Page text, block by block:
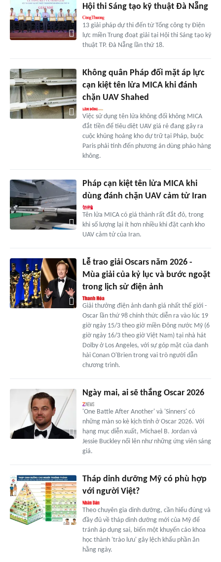
Hội thi Sáng tạo kỹ thuật Đà Nẵng
13 giải pháp dự thi đến từ Tổng công ty Điện
lực miền Trung đoạt giải tại Hội thi Sáng tạo kỹ
thuật TP. Đà Nẵng lần thứ 18.
Không quân Pháp đối mặt áp lực
cạn kiệt tên lửa MICA khi đánh
chặn UAV Shahed
Việc sử dụng tên lửa không đối không MICA
đắt tiền để tiêu diệt UAV giá rẻ đang gây ra
cuộc khủng hoảng kho dự trữ tại Pháp, buộc
Paris phải tính đến phương án dùng pháo hàng
không.
Pháp cạn kiệt tên lửa MICA khi
dùng đánh chặn UAV cảm tử Iran
Tên lửa MICA có giá thành rất đắt đỏ, trong
khi số lượng lại ít hơn nhiều khi đặt cạnh kho
UAV cảm tử của Iran.
Lễ trao giải Oscars năm 2026 -
Mùa giải của kỷ lục và bước ngoặt
trong lịch sử điện ảnh
Giải thưởng điện ảnh danh giá nhất thế giới -
Oscar lần thứ 98 chính thức diễn ra vào lúc 19
giờ ngày 15/3 theo giờ miền Đông nước Mỹ (6
giờ ngày 16/3 theo giờ Việt Nam) tại nhà hát
Dolby ở Los Angeles, với sự góp mặt của danh
hài Conan O'Brien trong vai trò người dẫn
chương trình.
Ngày mai, ai sẽ thắng Oscar 2026
'One Battle After Another' và 'Sinners' có
những màn so kè kịch tính ở Oscar 2026. Với
hạng mục diễn xuất, Michael B. Jordan và
Jessie Buckley nổi lên như những ứng viên sáng
giá.
Tháp dinh dưỡng Mỹ có phù hợp
với người Việt?
Theo chuyên gia dinh dưỡng, cần hiểu đúng và
đầy đủ về tháp dinh dưỡng mới của Mỹ để
tránh áp dụng sai, biến một khuyến cáo khoa
học thành 'trào lưu' gây lệch khẩu phần ăn
hằng ngày.